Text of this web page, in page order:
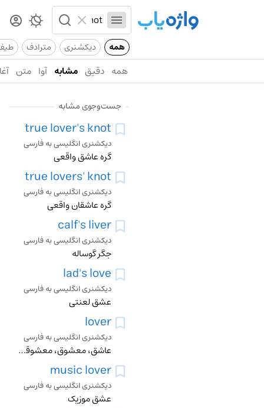
همه دیکشنری مترادف
همه دقیق مشابه آوا متن
جست‌وجوی مشابه
true lover's knot
دیکشنری انگلیسی به فارسی
گره عاشق واقعی
true lovers' knot
دیکشنری انگلیسی به فارسی
گره عاشقان واقعی
calf's liver
دیکشنری انگلیسی به فارسی
جگر گوساله
lad's love
دیکشنری انگلیسی به فارسی
عشق لعنتی
lover
دیکشنری انگلیسی به فارسی
عاشق، معشوق، معشوقه، دوستدار، فاسق
music lover
دیکشنری انگلیسی به فارسی
عشق موزیک